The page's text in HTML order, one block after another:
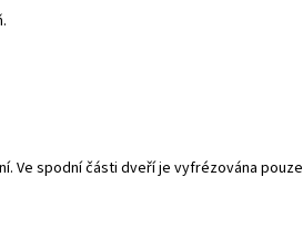
Ve spodní části dveří je vyfrézována pouze